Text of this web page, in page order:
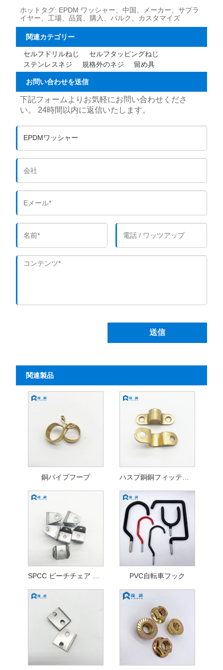
ホットタグ: EPDM ワッシャー、中国、メーカー、サプラ
イヤー、工場、品質、購入、バルク、カスタマイズ
関連カテゴリー
セルフドリルねじ
セルフタッピングねじ
ステンレスネジ
規格外のネジ 留め具
お問い合わせを送信
下記フォームよりお気軽にお問い合わせくださ
い。 24時間以内に返信いたします。
送信
関連製品
銅パイプフープ
SPCC ビーチチェア アクセサリー PVC自転車フック